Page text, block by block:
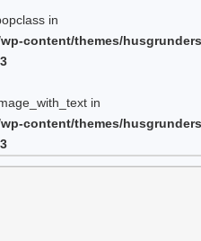
in
content/themes/
in
content/themes/